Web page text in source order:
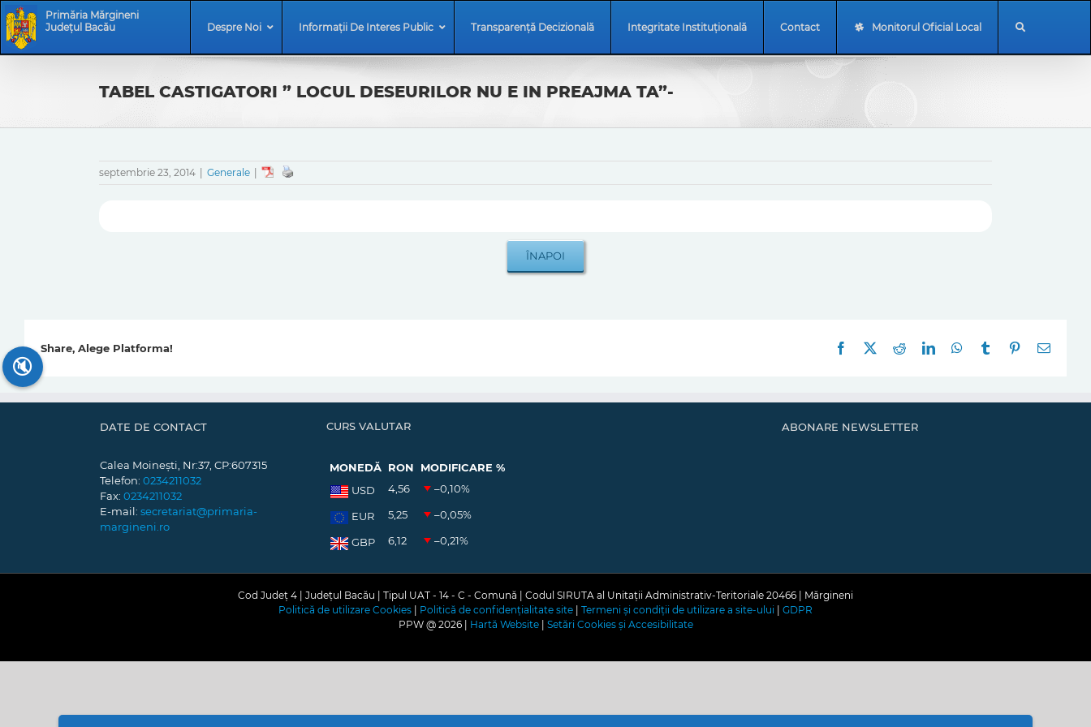
Skip
to
content
Skip
Navigation
Primăria Mărgineni
Județul Bacău
Despre Noi Informații De Interes Public Transparență Decizională Integritate Instituțională Contact Monitorul Oficial Local
TABEL CASTIGATORI ” LOCUL DESEURILOR NU E IN PREAJMA TA”-
septembrie 23, 2014 Generale
Share, Alege Platforma! Facebook RedditLinkedInWhatsApp
Tumblr Pinterest
E-
DATE DE CONTACT
Calea Moinești, Nr:37, CP:607315
Telefon: 0234211032
Fax: 0234211032
E-mail: secretariat@primaria-
margineni.ro
CURS VALUTAR
MONEDĂ RON
MODIFICARE %
USD
4,56 –0,10%
EUR 5,25 –0,05%
GBP 6,12 –0,21%
ABONARE NEWSLETTER
Cod Județ 4 | Județul Bacău | Tipul UAT - 14 - C - Comună | Codul SIRUTA al Unitații Administrativ-Teritoriale 20466 | Mărgineni
Politică de utilizare Cookies
Politică de confidențialitate site Termeni și condiții de utilizare a site-ului
GDPR
PPW @ 2026 | Hartă Website| Setări Cookies și Accesibilitate
🔇